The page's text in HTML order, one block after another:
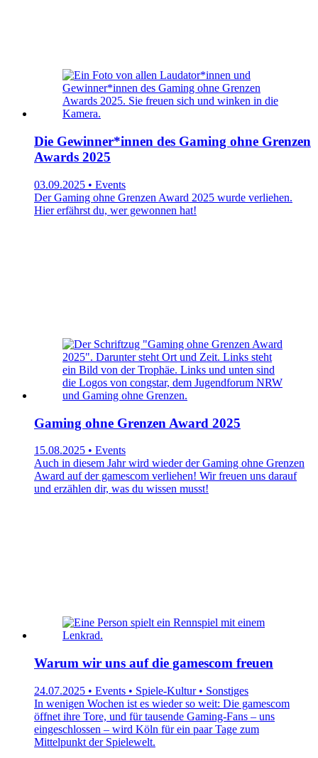
Die Gewinner*innen des Gaming ohne Grenzen
Awards 2025
03.09.2025 • Events
Der Gaming ohne Grenzen Award 2025 wurde verliehen.
Hier erfährst du, wer gewonnen hat!
Gaming ohne Grenzen Award 2025
15.08.2025 • Events
Auch in diesem Jahr wird wieder der Gaming ohne Grenzen
Award auf der gamescom verliehen! Wir freuen uns darauf
und erzählen dir, was du wissen musst!
Warum wir uns auf die gamescom freuen
24.07.2025 • Events • Spiele-Kultur • Sonstiges
In wenigen Wochen ist es wieder so weit: Die gamescom
öffnet ihre Tore, und für tausende Gaming-Fans – uns
eingeschlossen – wird Köln für ein paar Tage zum
Mittelpunkt der Spielewelt.